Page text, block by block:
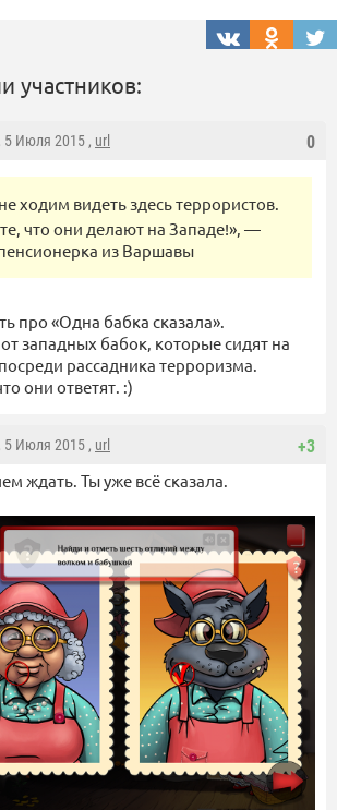
участников:
0
, 5 Июля 2015 , url
ходим видеть здесь террористов.
что они делают на Западе!», —
из Варшавы
про «Одна бабка сказала».
западных бабок, которые сидят на
рассадника терроризма.
они ответят. :)
+3
5 Июля 2015 , url
ждать. Ты уже всё сказала.